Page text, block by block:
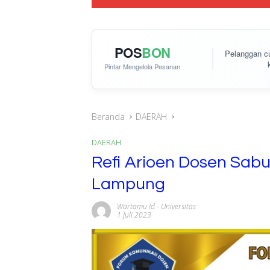
POSBON
Pintar Mengelola Pesanan
Pelanggan
Beranda DAERAH
DAERAH
Refi Arioen Dosen
Lampung
Wartamu Id- Universitas
1 Juli 2023